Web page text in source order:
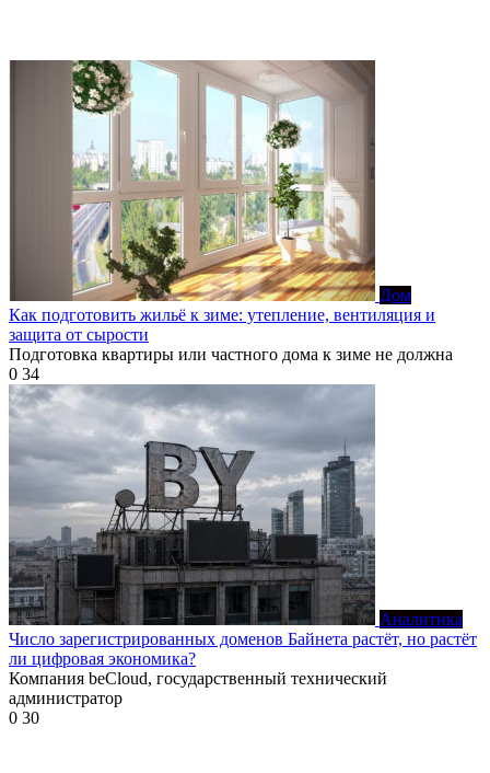
Дом
Как подготовить жильё к зиме: утепление, вентиляция и
защита от сырости
Подготовка квартиры или частного дома к зиме не должна
0 34
Аналитика
Число зарегистрированных доменов Байнета растёт, но растёт
ли цифровая экономика?
Компания beCloud, государственный технический
администратор
0 30